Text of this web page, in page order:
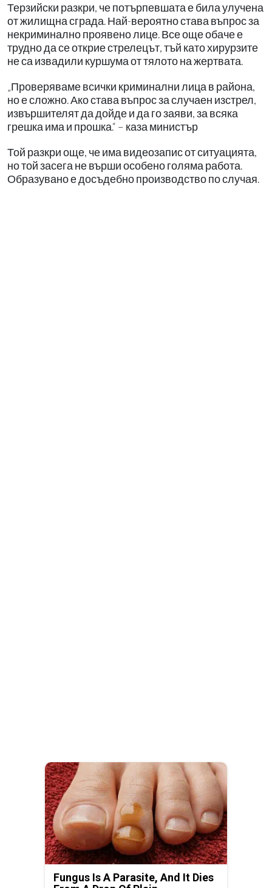
Терзийски разкри, че потърпевшата е била улучена
от жилищна сграда. Най-вероятно става въпрос за
некриминално проявено лице. Все още обаче е
трудно да се открие стрелецът, тъй като хирурзите
не са извадили куршума от тялото на жертвата.
„Проверяваме всички криминални лица в района,
но е сложно. Ако става въпрос за случаен изстрел,
извършителят да дойде и да го заяви, за всяка
грешка има и прошка.“ – каза министър
Той разкри още, че има видеозапис от ситуацията,
но той засега не върши особено голяма работа.
Образувано е досъдебно производство по случая.
Fungus Is A Parasite, And It Dies